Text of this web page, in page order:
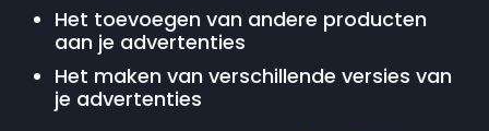
Het toevoegen van andere producten
aan je advertenties
Het maken van verschillende versies van
je advertenties